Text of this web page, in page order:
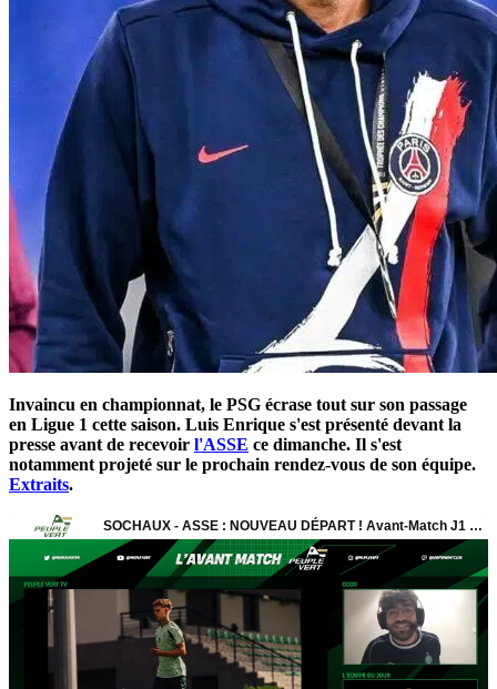
Invaincu en championnat, le PSG écrase tout sur son passage
en Ligue 1 cette saison. Luis Enrique s'est présenté devant la
presse avant de recevoir l'ASSE ce dimanche. Il s'est
notamment projeté sur le prochain rendez-vous de son équipe.
Extraits.